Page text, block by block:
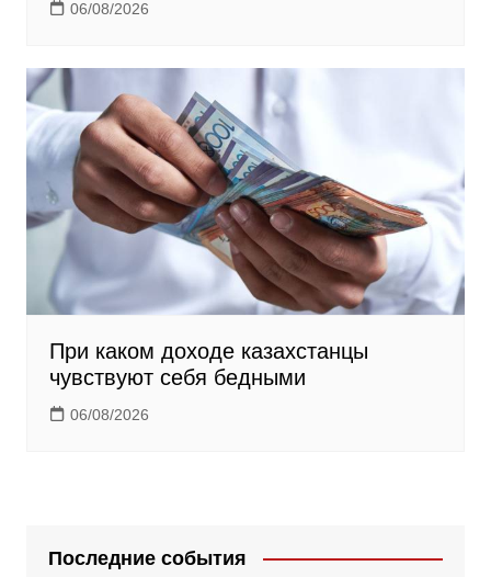
06/08/2026
При каком доходе казахстанцы
чувствуют себя бедными
06/08/2026
Последние события